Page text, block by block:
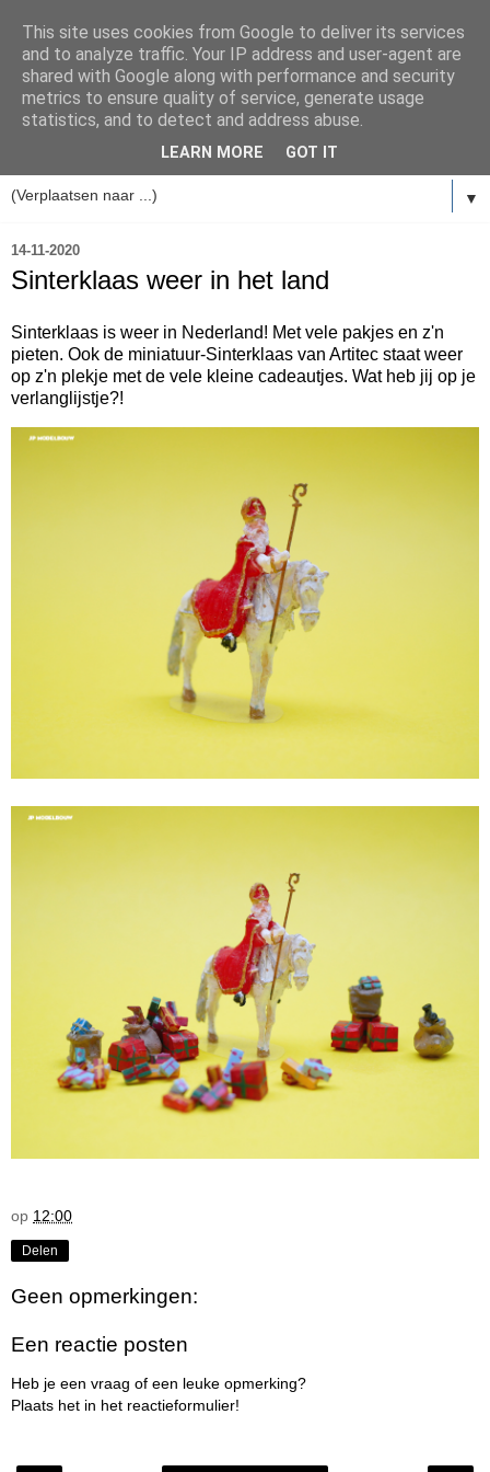
▼
14-11-2020
Sinterklaas weer in het land
Sinterklaas is weer in Nederland! Met vele pakjes en z'n
pieten. Ook de miniatuur-Sinterklaas van Artitec staat weer
op z'n plekje met de vele kleine cadeautjes. Wat heb jij op je
verlanglijstje?!
op 12:00
Delen
Geen opmerkingen:
Een reactie posten
Heb je een vraag of een leuke opmerking?
Plaats het in het reactieformulier!
This site uses cookies from Google to deliver its services
and to analyze traffic. Your IP address and user-agent are
shared with Google along with performance and security
metrics to ensure quality of service, generate usage
statistics, and to detect and address abuse.
LEARN MORE GOT IT